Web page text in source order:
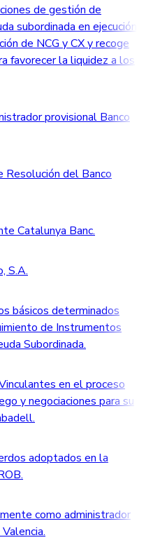
de gestión de
subordinada en ejecución
de NCG y CX y recoge
favorecer la liquidez a los
provisional Banco
Resolución del Banco
Catalunya Banc.
S.A.
básicos determinados
de Instrumentos
Subordinada.
en el proceso
y negociaciones para su
adoptados en la
como administrador